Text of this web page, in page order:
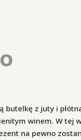
butelkę z juty i
winem. W tej
na pewno